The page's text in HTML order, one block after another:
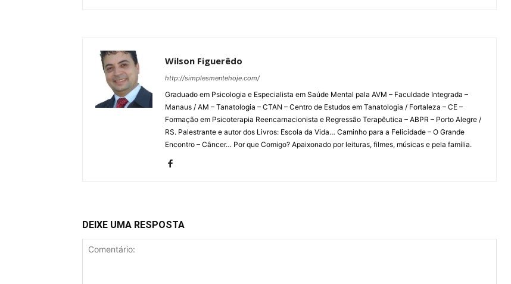
Wilson Figuerêdo
http://simplesmentehoje.com/
Graduado em Psicologia e Especialista em Saúde Mental pala AVM – Faculdade Integrada –
Manaus / AM – Tanatologia – CTAN – Centro de Estudos em Tanatologia / Fortaleza – CE –
Formação em Psicoterapia Reencarnacionista e Regressão Terapêutica – ABPR – Porto Alegre /
RS. Palestrante e autor dos Livros: Escola da Vida… Caminho para a Felicidade – O Grande
Encontro – Câncer… Por que Comigo? Apaixonado por leituras, filmes, músicas e pela família.
DEIXE UMA RESPOSTA